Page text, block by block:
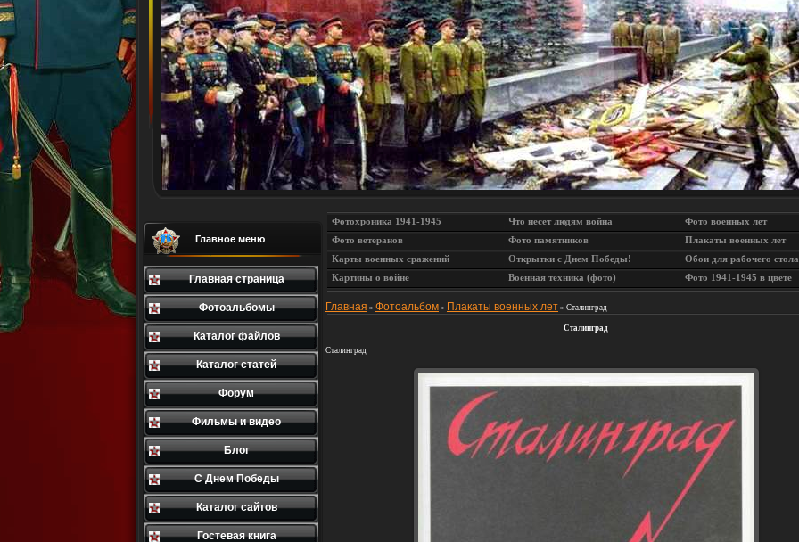
Главное меню
Главная страница
Фотоальбомы
Каталог файлов
Каталог статей
Форум
Фильмы и видео
Блог
С Днем Победы
Каталог сайтов
Гостевая книга
Фотохроника 1941-1945 Что несет людям война
Фото военных лет
Фото ветеранов
Фото памятников
Плакаты военных лет
Карты военных сражений
Открытки с Днем Победы!
Обои для рабочего стола
Картины о войне
Военная техника (фото) Фото 1941-1945 в цвете
Главная » Фотоальбом » Плакаты военных лет » Сталинград
Сталинград
Сталинград